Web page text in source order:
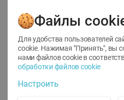
- 22
5.79
Файлы
Для удобства пользователей
cookie. Нажимая "Принять", вы
нами файлов cookie в
обработки файлов cookie
Настроить